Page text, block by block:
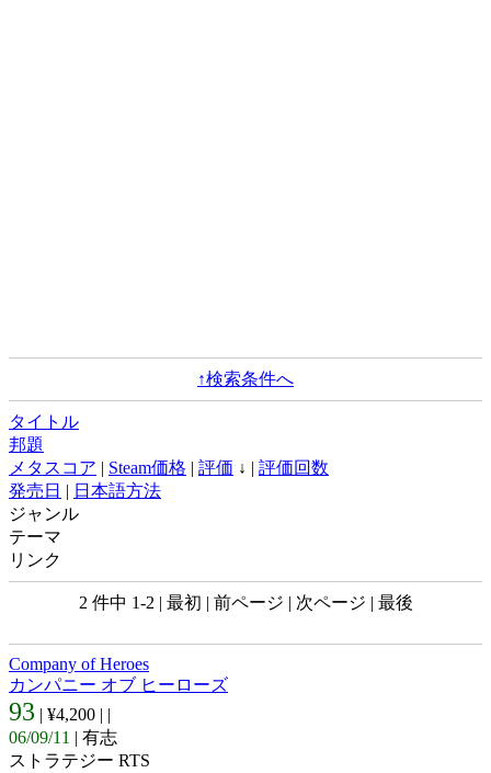
↑検索条件へ
タイトル
邦題
メタスコア | Steam価格 | 評価 ↓ | 評価回数
発売日 | 日本語方法
ジャンル
テーマ
リンク
2 件中 1-2 | 最初 | 前ページ | 次ページ | 最後
Company of Heroes
カンパニー オブ ヒーローズ
93 | ¥4,200 | |
06/09/11 | 有志
ストラテジー RTS